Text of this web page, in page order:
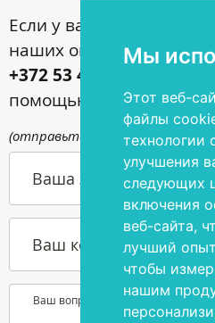
Мы
Этот веб-
файлы
технологии
улучшения
следующих
включения
веб-сайта,
лучший
чтобы
нашим
Если у вас имеются
наших операций,
+372 53 44 35 33
или
помощью контактной
(отправьте письмо по адресу
Ваша э-почта
Ваш контактный
Ваш вопрос или желание